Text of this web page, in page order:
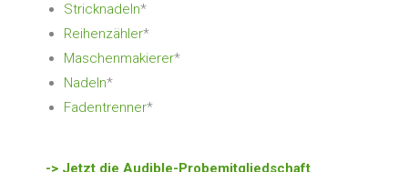
Stricknadeln*
Reihenzähler*
Maschenmakierer*
Nadeln*
Fadentrenner*
-> Jetzt die Audible-Probemitgliedschaft